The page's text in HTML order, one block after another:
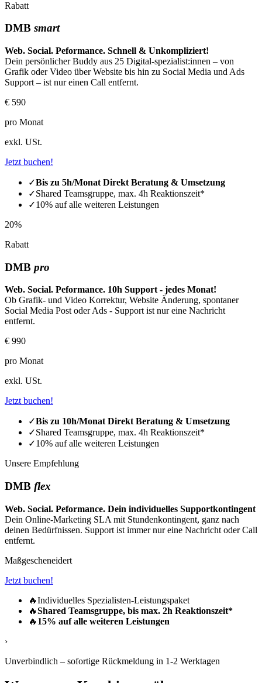
Rabatt
DMB smart
Web. Social. Peformance. Schnell & Unkompliziert!
Dein persönlicher Buddy aus 25 Digital-spezialist:innen – von
Grafik oder Video über Website bis hin zu Social Media und Ads
Support – ist nur einen Call entfernt.
€ 590
pro Monat
exkl. USt.
Jetzt buchen!
✓Bis zu 5h/Monat Direkt Beratung & Umsetzung
✓Shared Teamsgruppe, max. 4h Reaktionszeit*
✓10% auf alle weiteren Leistungen
20%
Rabatt
DMB pro
Web. Social. Peformance. 10h Support - jedes Monat!
Ob Grafik- und Video Korrektur, Website Änderung, spontaner
Social Media Post oder Ads - Support ist nur eine Nachricht
entfernt.
€ 990
pro Monat
exkl. USt.
Jetzt buchen!
✓Bis zu 10h/Monat Direkt Beratung & Umsetzung
✓Shared Teamsgruppe, max. 4h Reaktionszeit*
✓10% auf alle weiteren Leistungen
Unsere Empfehlung
DMB flex
Web. Social. Peformance. Dein individuelles Supportkontingent
Dein Online-Marketing SLA mit Stundenkontingent, ganz nach
deinen Bedürfnissen. Support ist immer nur eine Nachricht oder Call
entfernt.
Maßgescheneidert
Jetzt buchen!
🔥Individuelles Spezialisten-Leistungspaket
🔥Shared Teamsgruppe, bis max. 2h Reaktionszeit*
🔥 15% auf alle weiteren Leistungen
›
Unverbindlich – sofortige Rückmeldung in 1-2 Werktagen